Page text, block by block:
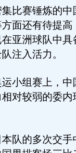
赛锤炼的中
面还有待提
亚洲球队中
注入活力。
组赛上，中
对较弱的委
的多次交手